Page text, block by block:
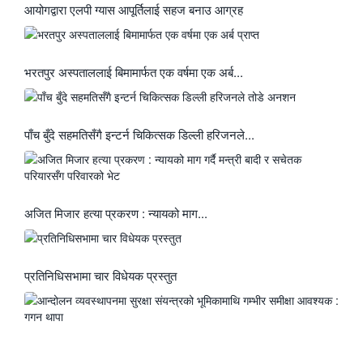
आयोगद्वारा एलपी ग्यास आपूर्तिलाई सहज बनाउ आग्रह
भरतपुर अस्पताललाई बिमामार्फत एक वर्षमा एक अर्ब...
पाँच बुँदे सहमतिसँगै इन्टर्न चिकित्सक डिल्ली हरिजनले...
अजित मिजार हत्या प्रकरण : न्यायको माग...
प्रतिनिधिसभामा चार विधेयक प्रस्तुत